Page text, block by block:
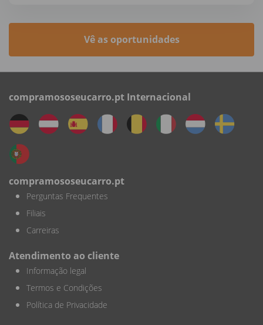
Vê as oportunidades
compramososeucarro.pt Internacional
compramososeucarro.pt
Perguntas Frequentes
Filiais
Carreiras
Atendimento ao cliente
Informação legal
Termos e Condições
Política de Privacidade